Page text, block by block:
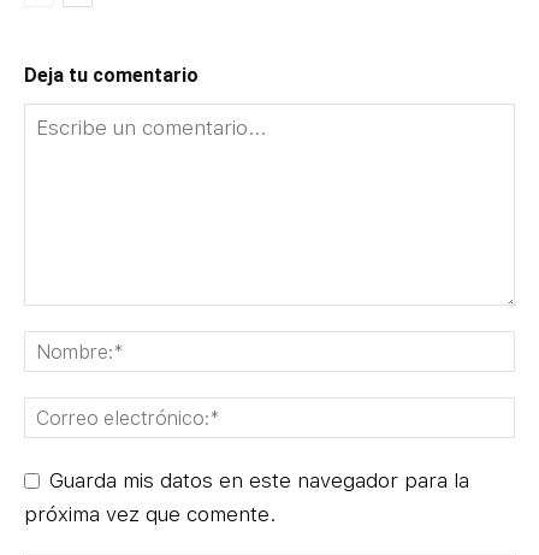
Deja tu comentario
Guarda mis datos en este navegador para la
próxima vez que comente.